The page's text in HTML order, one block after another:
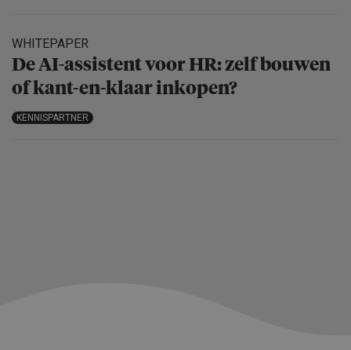
WHITEPAPER
De AI-assistent voor HR: zelf bouwen
of kant-en-klaar inkopen?
KENNISPARTNER